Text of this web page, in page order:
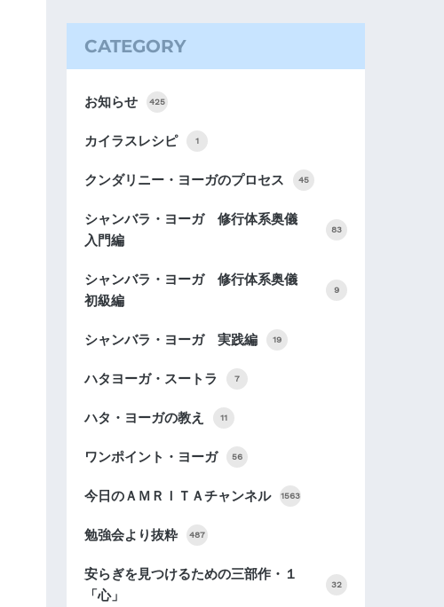
CATEGORY
お知らせ 425
カイラスレシピ 1
クンダリニー・ヨーガのプロセス 45
シャンバラ・ヨーガ 修行体系奥儀
入門編
83
シャンバラ・ヨーガ 修行体系奥儀
初級編
9
シャンバラ・ヨーガ 実践編 19
ハタヨーガ・スートラ 7
ハタ・ヨーガの教え 11
ワンポイント・ヨーガ 56
今日のＡＭＲＩＴＡチャンネル 1563
勉強会より抜粋 487
安らぎを見つけるための三部作・１
「心」
32